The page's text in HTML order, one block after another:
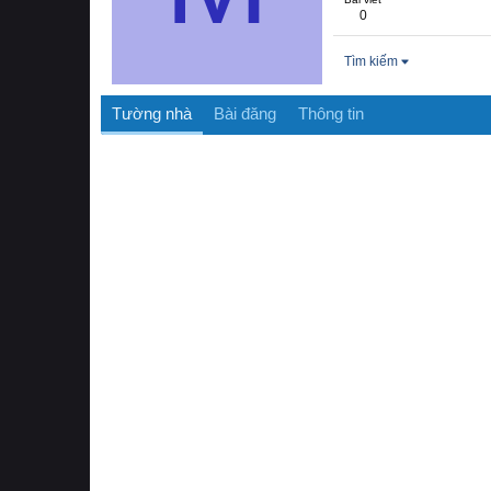
0
Tìm kiếm
Tường nhà Bài đăng Thông tin